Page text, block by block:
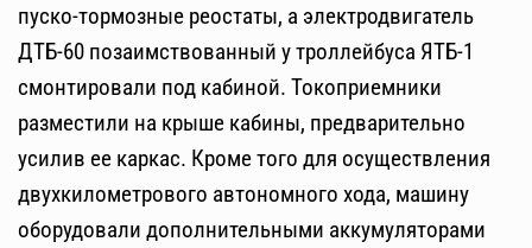
пуско-тормозные реостаты, а электродвигатель
ДТБ-60 позаимствованный у троллейбуса ЯТБ-1
смонтировали под кабиной. Токоприемники
разместили на крыше кабины, предварительно
усилив ее каркас. Кроме того для осуществления
двухкилометрового автономного хода, машину
оборудовали дополнительными аккумуляторами